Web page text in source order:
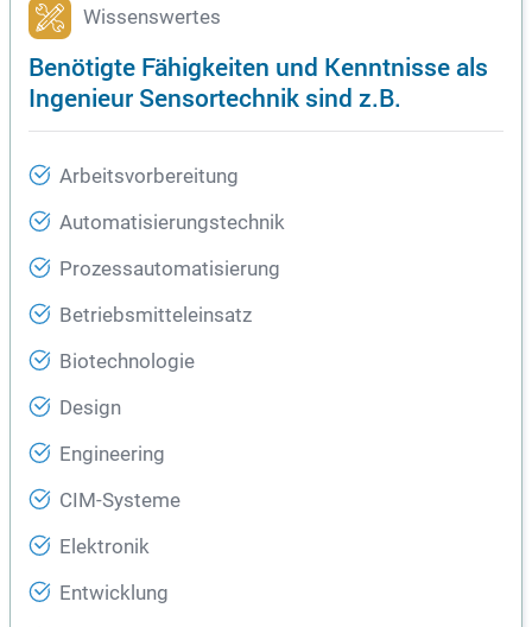
Wissenswertes
Benötigte Fähigkeiten und Kenntnisse als
Ingenieur Sensortechnik sind z.B.
Arbeitsvorbereitung
Automatisierungstechnik
Prozessautomatisierung
Betriebsmitteleinsatz
Biotechnologie
Design
Engineering
CIM-Systeme
Elektronik
Entwicklung